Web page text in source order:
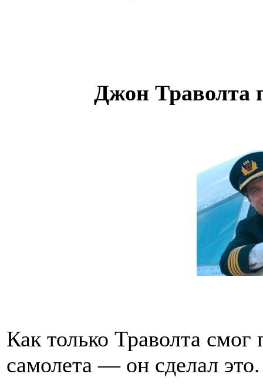
Джон Траволта
Как только Траволта смог
самолета — он сделал